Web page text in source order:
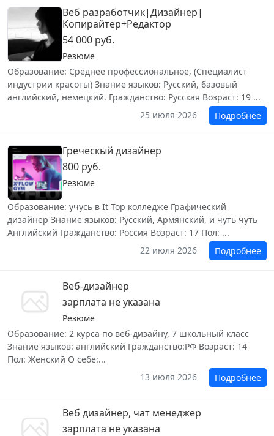
Веб разработчик|Дизайнер|
Копирайтер+Редактор
54 000 руб.
Резюме
Образование: Среднее профессиональное, (Специалист
индустрии красоты) Знание языков: Русский, базовый
английский, немецкий. Гражданство: Русская Возраст: 19 ...
25 июля 2026
Подробнее
Греческый дизайнер
800 руб.
Резюме
Образование: учусь в It Top колледже Графический
дизайнер Знание языков: Русский, Армянский, и чуть чуть
Английский Гражданство: Россия Возраст: 17 Пол: ...
22 июля 2026
Подробнее
Веб-дизайнер
зарплата не указана
Резюме
Образование: 2 курса по веб-дизайну, 7 школьный класс
Знание языков: английский Гражданство:РФ Возраст: 14
Пол: Женский О себе:...
13 июля 2026
Подробнее
Веб дизайнер, чат менеджер
зарплата не указана